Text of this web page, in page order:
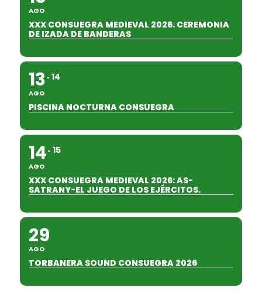
AGO
XXX CONSUEGRA MEDIEVAL 2026. CEREMONIA
DE IZADA DE BANDERAS
13
AGO
14
PISCINA NOCTURNA CONSUEGRA
14
AGO
15
XXX CONSUEGRA MEDIEVAL 2026: AS-
SATRANY-EL JUEGO DE LOS EJÉRCITOS.
29
AGO
TORBANERA SOUND CONSUEGRA 2026